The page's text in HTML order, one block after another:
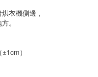
衣機側邊，
。
）